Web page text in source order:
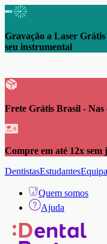
Gravação a Laser Grátis
seu instrumental
Frete Grátis Brasil - Nas
Compre em até 12x
DentistasEstudantes
Quem somos
Ajuda